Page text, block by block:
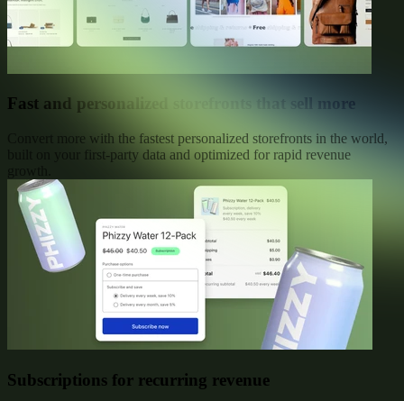
Fast and personalized storefronts that sell more
Convert more with the fastest personalized storefronts in the world,
built on your first-party data and optimized for rapid revenue
Subscriptions for recurring revenue